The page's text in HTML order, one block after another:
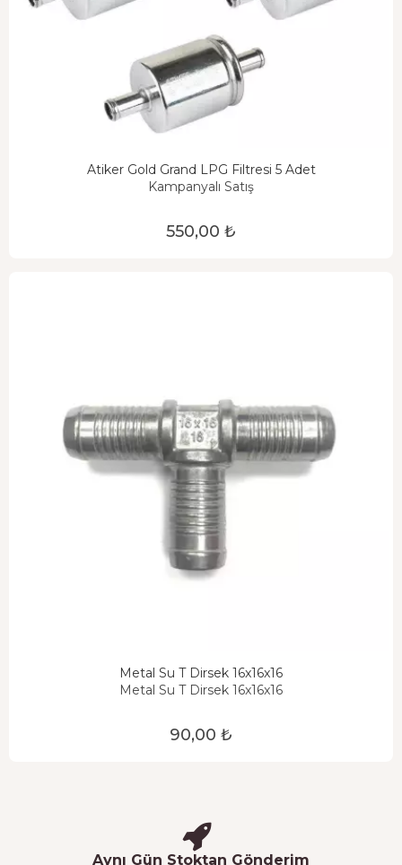
Atiker Gold Grand LPG Filtresi 5 Adet
Kampanyalı Satış
550,00 ₺
Metal Su T Dirsek 16x16x16
Metal Su T Dirsek 16x16x16
90,00 ₺
Aynı Gün Stoktan Gönderim